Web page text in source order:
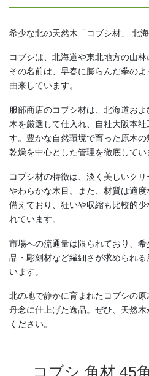
希少な北の天然木「コブシ材」 北
コブシは、北海道や東北地方の山林
その名前は、早春に膨らんだ拳の
由来しています。
服部商店のコブシ材は、北海道お
木を厳選して仕入れ、自社大阪本
す。豊かな自然環境で育った原木
乾燥を中心とした管理を徹底してい
コブシ材の特徴は、淡く美しいク
やわらかな木目。また、材質は適
備えており、狂いや収縮も比較的
れています。
市場への流通量は限られており、
品・彫刻材など繊細さが求められ
います。
北の地で静かに育まれたコブシの
丹念に仕上げた逸品。ぜひ、天然
ください。
コブシ 角材 45